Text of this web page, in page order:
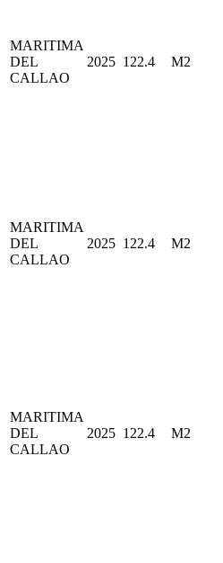
MARITIMA
DEL
CALLAO
2025 122.4 M2
MARITIMA
DEL
CALLAO
2025 122.4 M2
MARITIMA
DEL
CALLAO
2025 122.4 M2